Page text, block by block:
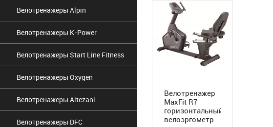
Велотренажеры Alpin
Велотренажеры K-Power
Велотренажеры Start Line Fitness
Велотренажеры Oxygen
Велотренажеры Altezani
Велотренажеры DFC
Велотренажер
MaxFit R7
горизонтальный
велоэргометр